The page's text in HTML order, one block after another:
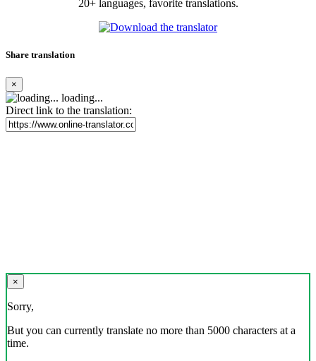
20+ languages, favorite translations.
Share translation
×
loading...
Direct link to the translation:
×
Sorry,
But you can currently translate no more than 5000 characters at a
time.